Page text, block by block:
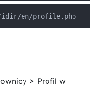
idir/en/profile.php
> Profil w